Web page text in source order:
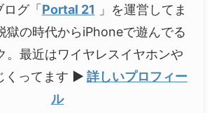
グ「 Portal 21 」を運営してま
獄の時代からiPhoneで遊んでる
。最近はワイヤレスイヤホンや
くってます ▶ 詳しいプロフィー
ル